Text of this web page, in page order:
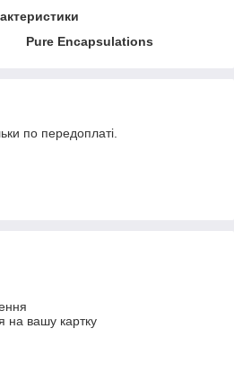
Pure Encapsulations
по передоплаті.
на вашу картку